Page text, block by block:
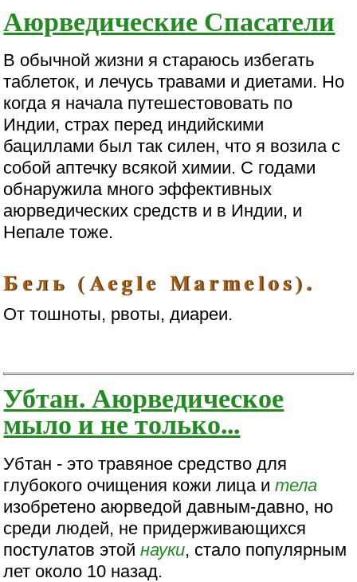
Аюрведические Спасатели
В обычной жизни я стараюсь избегать
таблеток, и лечусь травами и диетами. Но
когда я начала путешестововать по
Индии, страх перед индийскими
бациллами был так силен, что я возила с
собой аптечку всякой химии. С годами
обнаружила много эффективных
аюрведических средств и в Индии, и
Непале тоже.
Бель (Aegle Marmelos).
От тошноты, рвоты, диареи.
Убтан. Аюрведическое
мыло и не только...
Убтан - это травяное средство для
глубокого очищения кожи лица итела
изобретено аюрведой давным-давно, но
среди людей, не придерживающихся
постулатов этойнауки, стало популярным
лет около 10 назад.